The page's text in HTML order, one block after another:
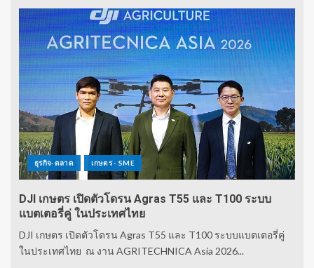
ธุรกิจ-ตลาด เกษตร - SME
DJI เกษตร เปิดตัวโดรน Agras T55 และ T100 ระบบ
แบตเตอรี่คู่ ในประเทศไทย
DJI เกษตร เปิดตัวโดรน Agras T55 และ T100 ระบบแบตเตอรี่คู่
ในประเทศไทย ณ งาน AGRITECHNICA Asia 2026...